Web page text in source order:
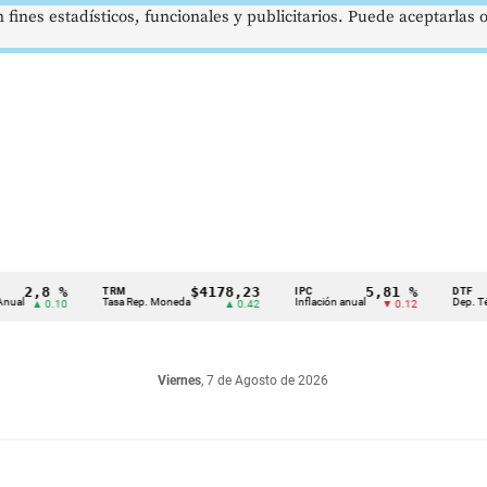
%
0.10
TRM
Tasa Rep. Moneda
$4178,23
▲ 0.42
IPC
Inflación anual
5,81 %
▼ 0.12
DTF
Dep. Término
Viernes, 7 de Agosto de 2026
estadísticos, funcionales y publicitarios. Puede aceptarlas